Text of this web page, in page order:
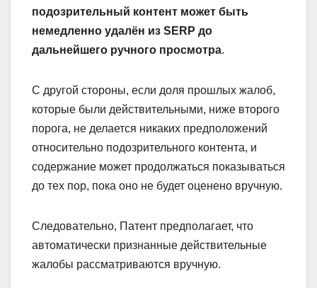
подозрительный контент может быть
немедленно удалён из SERP до
дальнейшего ручного просмотра.
С другой стороны, если доля прошлых жалоб,
которые были действительными, ниже второго
порога, не делается никаких предположений
относительно подозрительного контента, и
содержание может продолжаться показываться
до тех пор, пока оно не будет оценено вручную.
Следовательно, Патент предполагает, что
автоматически признанные действительные
жалобы рассматриваются вручную.